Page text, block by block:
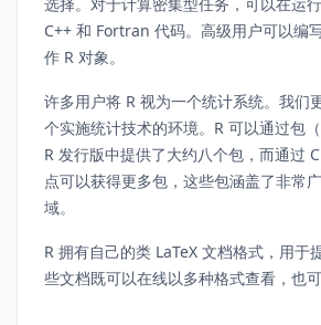
C++ 和 Fortran 代码。高级用户可以编
作 R 对象。
许多用户将 R 视为一个统计系统。我们
个实施统计技术的环境。R 可以通过包（
R 发行版中提供了大约八个包，而通过
点可以获得更多包，这些包涵盖了非常
域。
R 拥有自己的类 LaTeX 文档格式，用于
些文档既可以在线以多种格式查看，也可